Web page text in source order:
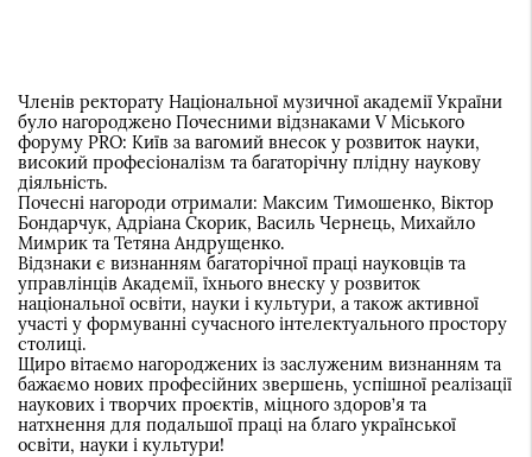
Членів ректорату Національної музичної академії України
було нагороджено Почесними відзнаками V Міського
форуму PRO: Київ за вагомий внесок у розвиток науки,
високий професіоналізм та багаторічну плідну наукову
діяльність.
Почесні нагороди отримали: Максим Тимошенко, Віктор
Бондарчук, Адріана Скорик, Василь Чернець, Михайло
Мимрик та Тетяна Андрущенко.
Відзнаки є визнанням багаторічної праці науковців та
управлінців Академії, їхнього внеску у розвиток
національної освіти, науки і культури, а також активної
участі у формуванні сучасного інтелектуального простору
столиці.
Щиро вітаємо нагороджених із заслуженим визнанням та
бажаємо нових професійних звершень, успішної реалізації
наукових і творчих проєктів, міцного здоров’я та
натхнення для подальшої праці на благо української
освіти, науки і культури!